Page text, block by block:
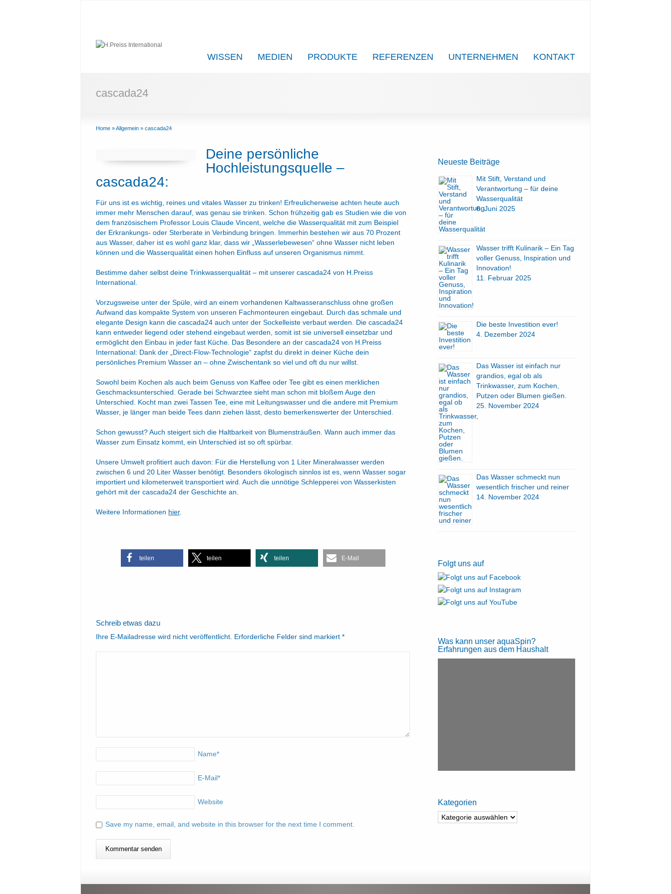
WISSEN MEDIEN PRODUKTE REFERENZEN UNTERNEHMEN KONTAKT
cascada24
Home »Allgemein » cascada24
Deine persönliche
Hochleistungsquelle –
cascada24:
Für uns ist es wichtig, reines und vitales Wasser zu trinken! Erfreulicherweise achten heute auch
immer mehr Menschen darauf, was genau sie trinken. Schon frühzeitig gab es Studien wie die von
dem französischem Professor Louis Claude Vincent, welche die Wasserqualität mit zum Beispiel
der Erkrankungs- oder Sterberate in Verbindung bringen. Immerhin bestehen wir aus 70 Prozent
aus Wasser, daher ist es wohl ganz klar, dass wir „Wasserlebewesen“ ohne Wasser nicht leben
können und die Wasserqualität einen hohen Einfluss auf unseren Organismus nimmt.
Bestimme daher selbst deine Trinkwasserqualität – mit unserer cascada24 von H.Preiss
International.
Vorzugsweise unter der Spüle, wird an einem vorhandenen Kaltwasseranschluss ohne großen
Aufwand das kompakte System von unseren Fachmonteuren eingebaut. Durch das schmale und
elegante Design kann die cascada24 auch unter der Sockelleiste verbaut werden. Die cascada24
kann entweder liegend oder stehend eingebaut werden, somit ist sie universell einsetzbar und
ermöglicht den Einbau in jeder fast Küche. Das Besondere an der cascada24 von H.Preiss
International: Dank der „Direct-Flow-Technologie“ zapfst du direkt in deiner Küche dein
persönliches Premium Wasser an – ohne Zwischentank so viel und oft du nur willst.
Sowohl beim Kochen als auch beim Genuss von Kaffee oder Tee gibt es einen merklichen
Geschmacksunterschied. Gerade bei Schwarztee sieht man schon mit bloßem Auge den
Unterschied. Kocht man zwei Tassen Tee, eine mit Leitungswasser und die andere mit Premium
Wasser, je länger man beide Tees dann ziehen lässt, desto bemerkenswerter der Unterschied.
Schon gewusst? Auch steigert sich die Haltbarkeit von Blumensträußen. Wann auch immer das
Wasser zum Einsatz kommt, ein Unterschied ist so oft spürbar.
Unsere Umwelt profitiert auch davon: Für die Herstellung von 1 Liter Mineralwasser werden
zwischen 6 und 20 Liter Wasser benötigt. Besonders ökologisch sinnlos ist es, wenn Wasser sogar
importiert und kilometerweit transportiert wird. Auch die unnötige Schlepperei von Wasserkisten
gehört mit der cascada24 der Geschichte an.
Weitere Informationen hier.
teilen teilen teilen E-Mail
Schreib etwas dazu
Ihre E-Mailadresse wird nicht veröffentlicht. Erforderliche Felder sind markiert *
Name*
E-Mail*
Website
Save my name, email, and website in this browser for the next time I comment.
Neueste Beiträge
Mit Stift, Verstand und
Verantwortung – für deine
Wasserqualität
6. Juni 2025
Wasser trifft Kulinarik – Ein Tag
voller Genuss, Inspiration und
Innovation!
11. Februar 2025
Die beste Investition ever!
4. Dezember 2024
Das Wasser ist einfach nur
grandios, egal ob als
Trinkwasser, zum Kochen,
Putzen oder Blumen gießen.
25. November 2024
Das Wasser schmeckt nun
wesentlich frischer und reiner
14. November 2024
Folgt uns auf
Was kann unser aquaSpin?
Erfahrungen aus dem Haushalt
Kategorien
Kategorien